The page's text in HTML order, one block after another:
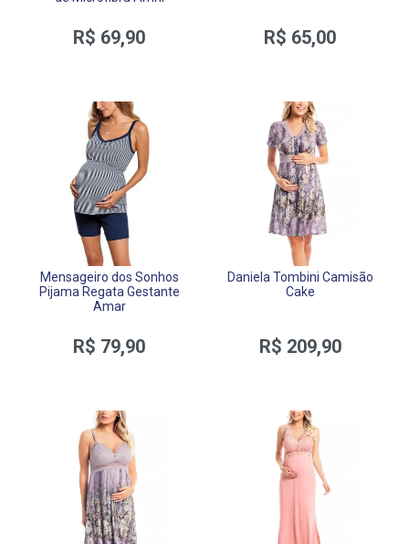
R$ 69,90 R$ 65,00
Mensageiro dos Sonhos
Pijama Regata Gestante
Amar
R$ 79,90
Daniela Tombini Camisão
Cake
R$ 209,90